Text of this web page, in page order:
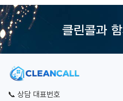
📞 상담 대표번호